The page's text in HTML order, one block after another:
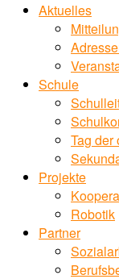
Aktuelles
Schule
Tag der
Projekte
Robotik
Partner